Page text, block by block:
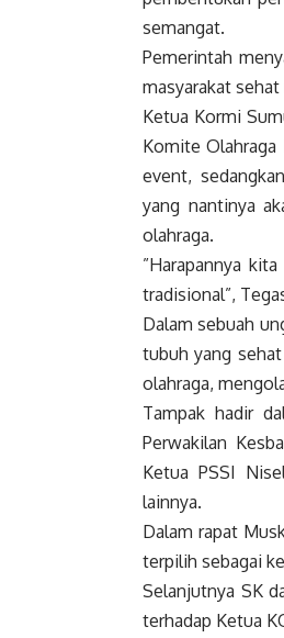
semangat.
Pemerintah
masyarakat
Ketua Kormi
Komite
event,
yang nantinya
olahraga.
”Harapannya
tradisional”,
Dalam sebuah
tubuh yang
olahraga,
Tampak hadir
Perwakilan
Ketua PSSI
lainnya.
Dalam rapat
terpilih sebagai
Selanjutnya SK
terhadap Ketua